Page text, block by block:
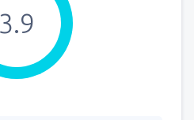
3.9